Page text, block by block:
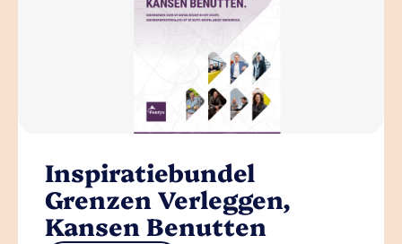
Inspiratiebundel
Grenzen Verleggen,
Kansen Benutten